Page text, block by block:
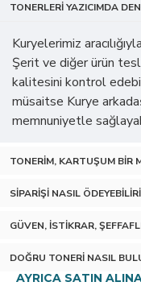
TONERLERI YAZICIMDA
Kuryelerimiz
Şerit ve diğer ürün
kalitesini kontrol
müsaitse Kurye
memnuniyetle
TONERIM, KARTUŞUM BIR
SIPARIŞI NASIL
GÜVEN, İSTIKRAR,
DOĞRU TONERI NASIL
AYRICA SATIN